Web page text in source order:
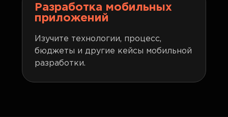
Разработка мобильных
приложений
Изучите технологии, процесс,
бюджеты и другие кейсы мобильной
разработки.